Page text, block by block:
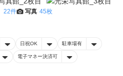
22件 写真 45枚
日祝OK 駐車場有
電子マネー決済可